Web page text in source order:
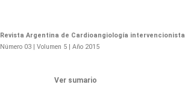
Revista Argentina de Cardioangiología intervencionista
Número 03 | Volumen 5 | Año 2015
Ver sumario